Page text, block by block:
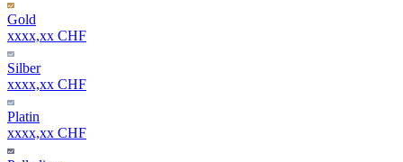
Gold
xxxx,xx CHF
Silber
xxxx,xx CHF
Platin
xxxx,xx CHF